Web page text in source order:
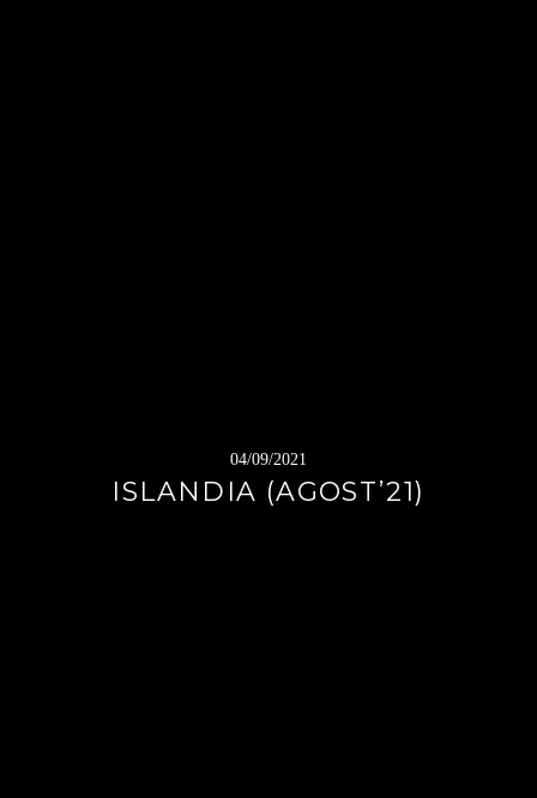
04/09/2021
ISLANDIA (AGOST’21)